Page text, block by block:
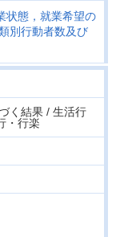
状態，就業希望の
別行動者数及び
く結果 / 生活行
・行楽